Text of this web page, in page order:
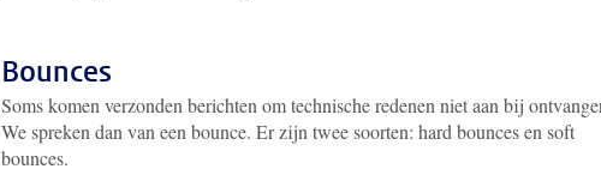
Bounces
Soms komen verzonden berichten om technische redenen niet aan bij
We spreken dan van een bounce. Er zijn twee soorten: hard bounces en soft
bounces.